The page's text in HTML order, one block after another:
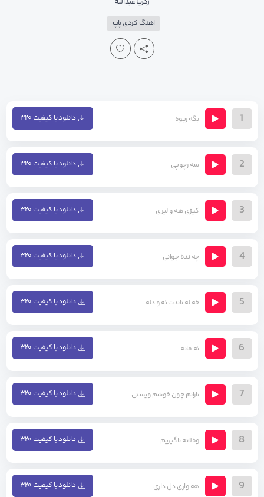
اهنگ کردی پاپ
1 بگه ریوه دانلود با کیفیت ۳۲۰
2 سه رچوپی دانلود با کیفیت ۳۲۰
3 کیژی هه و لیری دانلود با کیفیت ۳۲۰
4 چه نده جوانی دانلود با کیفیت ۳۲۰
5 خه له تاندت ئه و دله دانلود با کیفیت ۳۲۰
6 ئه مانه دانلود با کیفیت ۳۲۰
7 نازانم چون خوشم ویستی دانلود با کیفیت ۳۲۰
8 وەلاتە ناگیریم دانلود با کیفیت ۳۲۰
9 هه واری دل داری دانلود با کیفیت ۳۲۰